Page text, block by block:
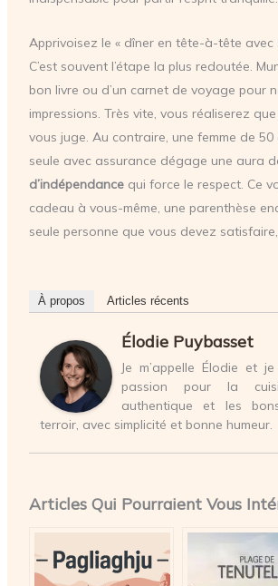
Apprivoisez le « dîner en tête-à-tête avec
C’est souvent l’étape la plus redoutée.
bon livre ou d’un carnet de voyage pour
impressions. Très vite, vous réaliserez
vous juge. Au contraire, une femme de
seule avec assurance dégage une aura
d’indépendancequi force le respect. Ce
cadeau à vous-même, une parenthèse
seule personne que vous devez satisfaire,
À propos Articles récents
Élodie Puybasset
Je m’appelle Élodie et
passion pour la
authentique et les
terroir, avec simplicité et bonne humeur.
Articles Qui Pourraient Vous